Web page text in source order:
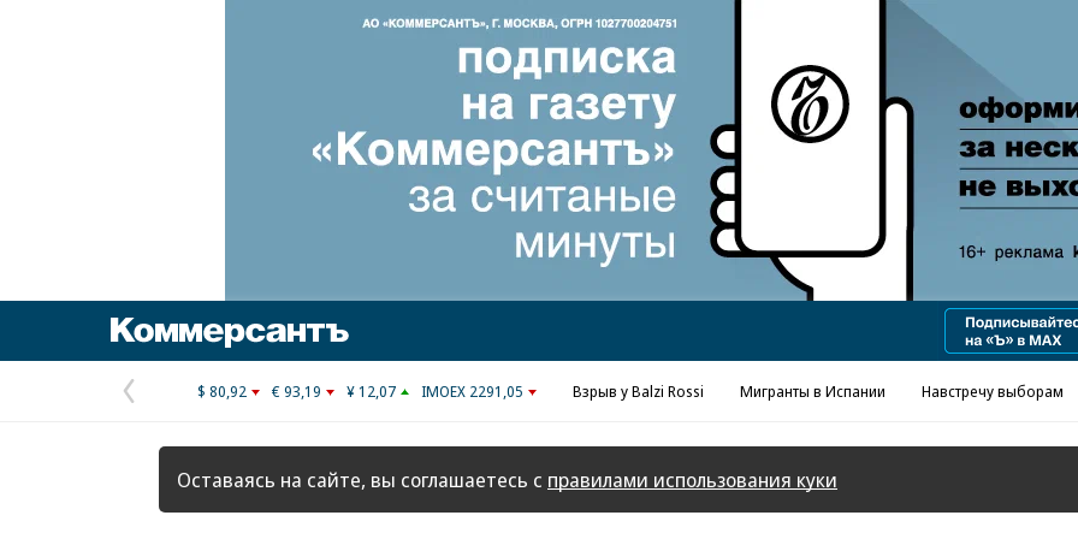
Реклама в «Ъ» www.kommersant.ru/ad
Предыдущая
страница
$ 80,92 € 93,19 ¥ 12,07 IMOEX 2291,05 Взрыв у Balzi Rossi Мигранты в Испании Навстречу выборам
Оставаясь на сайте, вы соглашаетесь с правилами использования куки